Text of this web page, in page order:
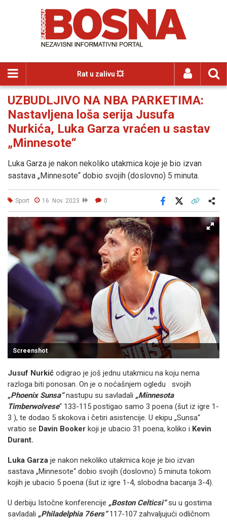
Rat u zalivu 💥
UZBUDLJIVO NA NBA PARKETIMA:
Nastavljena loša serija Jusufa
Nurkića, Luka Garza vraćen u sastav
„Minnesote“
Luka Garza je nakon nekoliko utakmica koje je bio izvan
sastava „Minnesote“ dobio svojih (doslovno) 5 minuta.
Sport 16. Nov. 2023 0
Facebook
Screenshot
Jusuf Nurkić odigrao je još jednu utakmicu na koju nema
razloga biti ponosan. On je o noćašnjem ogledu svojih
„Phoenix Sunsa“nastupu su savladali „Minnesota
Timberwolvese“ 133-115 postigao samo 3 poena (šut iz igre 1-
3 ), te dodao 5 skokova i četiri asistencije. U ekipu „Sunsa“
vratio se Davin Booker koji je ubacio 31 poena, koliko i Kevin
Durant.
Luka Garza je nakon nekoliko utakmica koje je bio izvan
sastava „Minnesote“ dobio svojih (doslovno) 5 minuta tokom
kojih je ubacio 5 poena (šut iz igre 1-4, slobodna bacanja 3-4).
U derbiju Istočne konferencije „Boston Celticsi“su u gostima
savladali „Philadelphia 76ers“117-107 zahvaljujući odličnom